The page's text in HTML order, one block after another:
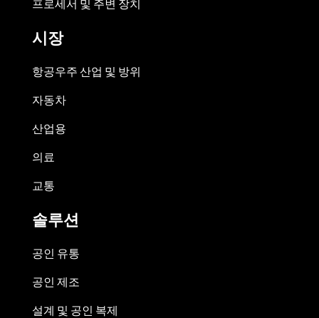
프로세서 및 주변 장치
시장
항공우주 산업 및 방위
자동차
산업용
의료
교통
솔루션
공인 유통
공인 제조
설계 및 공인 복제